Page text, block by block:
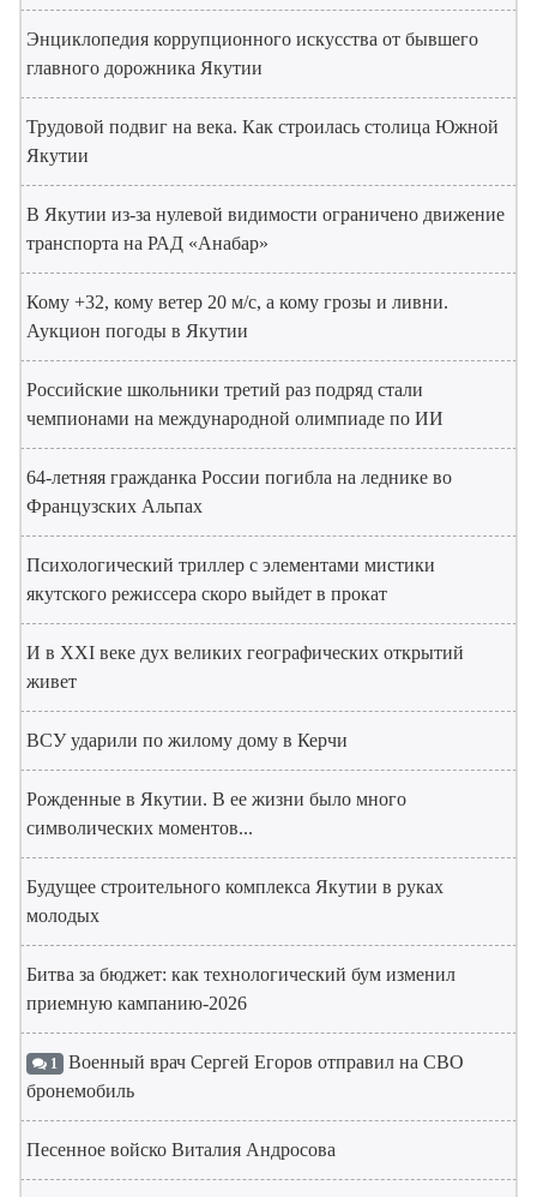
Энциклопедия коррупционного искусства от бывшего
главного дорожника Якутии
Трудовой подвиг на века. Как строилась столица Южной
Якутии
В Якутии из-за нулевой видимости ограничено движение
транспорта на РАД «Анабар»
Кому +32, кому ветер 20 м/с, а кому грозы и ливни.
Аукцион погоды в Якутии
Российские школьники третий раз подряд стали
чемпионами на международной олимпиаде по ИИ
64-летняя гражданка России погибла на леднике во
Французских Альпах
Психологический триллер с элементами мистики
якутского режиссера скоро выйдет в прокат
И в XXI веке дух великих географических открытий
живет
ВСУ ударили по жилому дому в Керчи
Рожденные в Якутии. В ее жизни было много
символических моментов...
Будущее строительного комплекса Якутии в руках
молодых
Битва за бюджет: как технологический бум изменил
приемную кампанию-2026
1 Военный врач Сергей Егоров отправил на СВО
бронемобиль
Песенное войско Виталия Андросова